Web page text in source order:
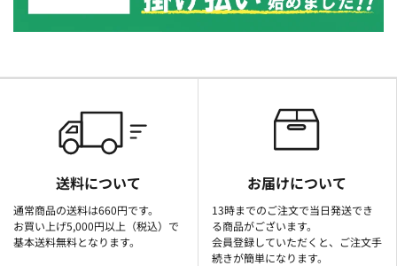
送料について
通常商品の送料は660円です。
お買い上げ5,000円以上（税込）で
基本送料無料となります。
お届けについて
13時までのご注文で当日発送でき
る商品がございます。
会員登録していただくと、ご注文手
続きが簡単になります。